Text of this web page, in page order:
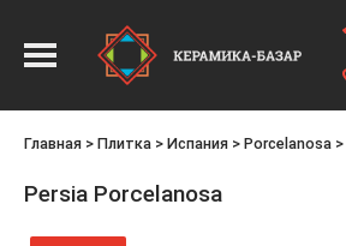
Главная > Плитка > Испания > Porcelanosa >
Persia Porcelanosa